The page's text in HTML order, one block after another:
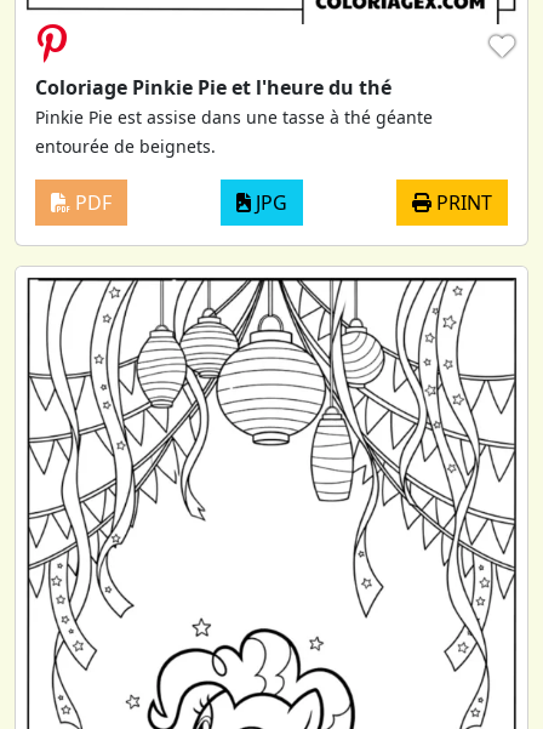
♥
Coloriage Pinkie Pie et l'heure du thé
Pinkie Pie est assise dans une tasse à thé géante
entourée de beignets.
PDF JPG PRINT